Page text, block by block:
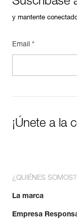
y mantente
Email *
¡Únete a la
¿QUIÉNES SOMOS?
La marca
Empresa